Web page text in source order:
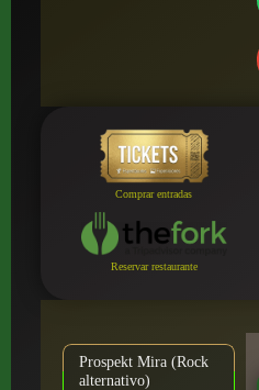
Comprar entradas
Reservar restaurante
Prospekt Mira (Rock
alternativo)